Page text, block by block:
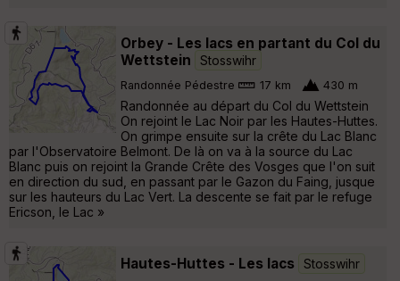
Orbey - Les lacs en partant du Col du
Wettstein
Stosswihr
Randonnée Pédestre 17 km 430 m
Randonnée au départ du Col du Wettstein
On rejoint le Lac Noir par les Hautes-Huttes.
On grimpe ensuite sur la crête du Lac Blanc
par l'Observatoire Belmont. De là on va à la source du Lac
Blanc puis on rejoint la Grande Crête des Vosges que l'on suit
en direction du sud, en passant par le Gazon du Faing, jusque
sur les hauteurs du Lac Vert. La descente se fait par le refuge
Ericson, le Lac »
Hautes-Huttes - Les lacs Stosswihr